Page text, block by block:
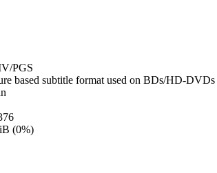
PGS
subtitle format used on BDs/HD-DVDs
(0%)